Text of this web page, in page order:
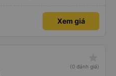
Xem giá
(0 đánh giá)